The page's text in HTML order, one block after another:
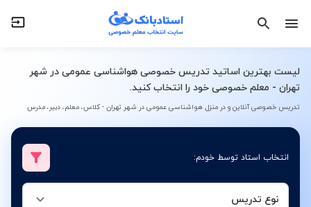
لیست بهترین اساتید تدریس خصوصی هواشناسی عمومی در شهر
تهران - معلم خصوصی خود را انتخاب کنید.
تدریس خصوصی آنلاین و در منزل هواشناسی عمومی در شهر تهران - کلاس، معلم، دبیر، مدرس
انتخاب استاد توسط خودم:
نوع تدریس
هواشناسی عمومی